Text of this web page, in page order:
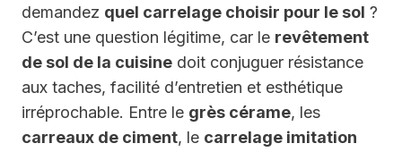
demandez quel carrelage choisir pour le sol ?
C’est une question légitime, car le revêtement
de sol de la cuisine doit conjuguer résistance
aux taches, facilité d’entretien et esthétique
irréprochable. Entre le grès cérame, les
carreaux de ciment, le carrelage imitation